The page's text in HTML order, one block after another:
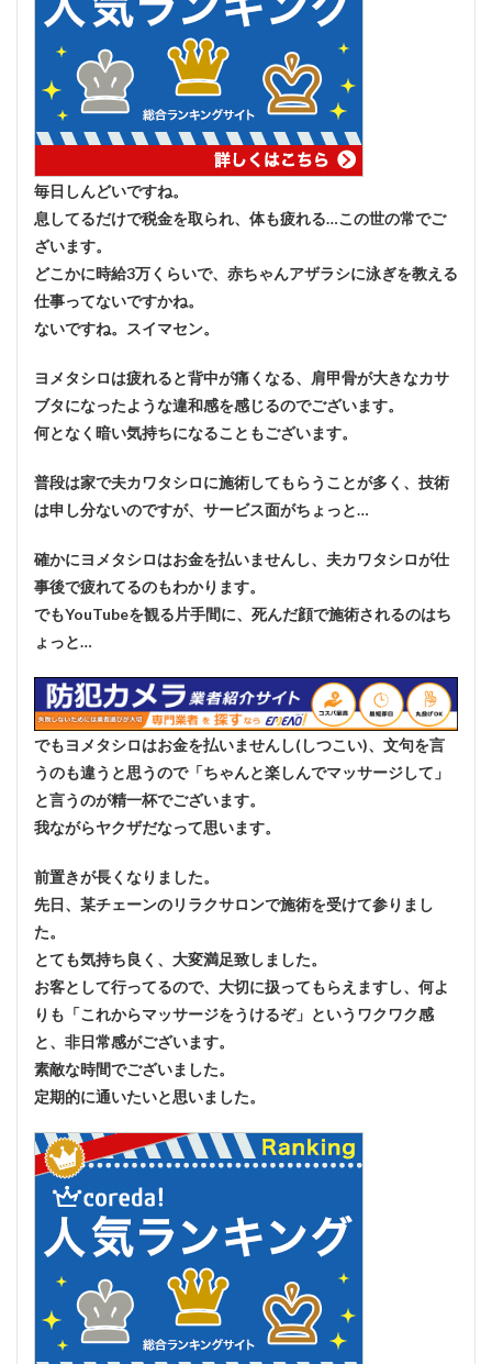
毎日しんどいですね。
息してるだけで税金を取られ、体も疲れる…この世の常でご
ざいます。
どこかに時給3万くらいで、赤ちゃんアザラシに泳ぎを教える
仕事ってないですかね。
ないですね。スイマセン。
ヨメタシロは疲れると背中が痛くなる、肩甲骨が大きなカサ
ブタになったような違和感を感じるのでございます。
何となく暗い気持ちになることもございます。
普段は家で夫カワタシロに施術してもらうことが多く、技術
は申し分ないのですが、サービス面がちょっと…
確かにヨメタシロはお金を払いませんし、夫カワタシロが仕
事後で疲れてるのもわかります。
でもYouTubeを観る片手間に、死んだ顔で施術されるのはち
ょっと…
でもヨメタシロはお金を払いませんし(しつこい)、文句を言
うのも違うと思うので「ちゃんと楽しんでマッサージして」
と言うのが精一杯でございます。
我ながらヤクザだなって思います。
前置きが長くなりました。
先日、某チェーンのリラクサロンで施術を受けて参りまし
た。
とても気持ち良く、大変満足致しました。
お客として行ってるので、大切に扱ってもらえますし、何よ
りも「これからマッサージをうけるぞ」というワクワク感
と、非日常感がございます。
素敵な時間でございました。
定期的に通いたいと思いました。